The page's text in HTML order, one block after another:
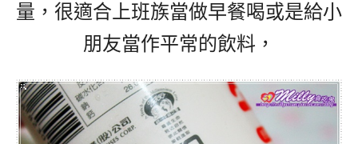
量，很適合上班族當做早餐喝或是給小
朋友當作平常的飲料，